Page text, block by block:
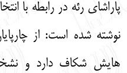
پاراشای رئه در رابطه با
نوشته شده است: از
هایش شکاف دارد و